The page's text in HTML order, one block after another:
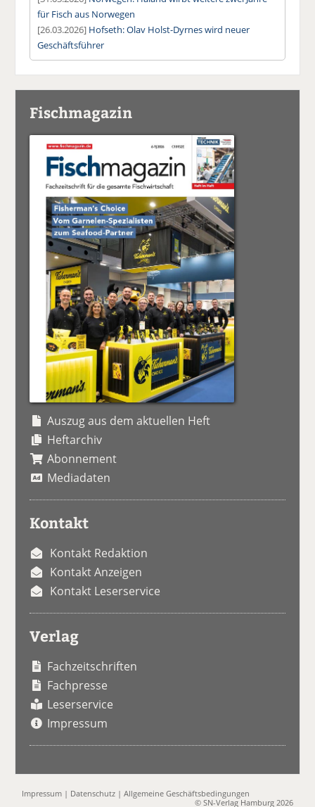
für Fisch aus Norwegen
[26.03.2026] Hofseth: Olav Holst-Dyrnes wird neuer
Geschäftsführer
Fischmagazin
Auszug aus dem aktuellen Heft
Heftarchiv
Abonnement
Mediadaten
Kontakt
Kontakt Redaktion
Kontakt Anzeigen
Kontakt Leserservice
Verlag
Fachzeitschriften
Fachpresse
Leserservice
Impressum
Impressum | Datenschutz |Allgemeine Geschäftsbedingungen
© SN-Verlag Hamburg 2026